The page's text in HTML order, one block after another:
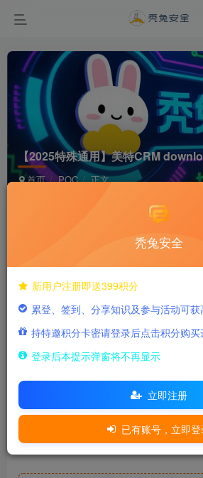
【2025特殊通用】美特CRM
首页 POC 正文
此内容为付费阅读，请付费后查看
500
付费阅读
fofa语句
秃兔安全
新用户注册即送399积分
累登、签到、分享知识及参与活动可
持特邀积分卡密请登录后点击积分购买
登录后本提示弹窗将不再显示
立即注册
已有账号，立即